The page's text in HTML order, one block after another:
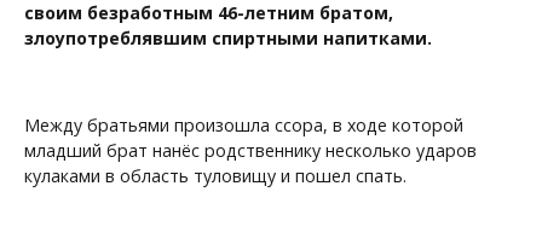
своим безработным 46-летним братом,
злоупотреблявшим спиртными напитками.
Между братьями произошла ссора, в ходе которой
младший брат нанёс родственнику несколько ударов
кулаками в область туловищу и пошел спать.